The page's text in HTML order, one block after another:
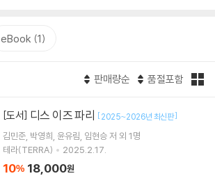
eBook (1)
판매량순 품절포함
[도서] 디스 이즈 파리 [2025~2026년 최신판]
김민준 박영희 윤유림 임현승저 외 1명
테라(TERRA)
2025.2.17.
10% 18,000원